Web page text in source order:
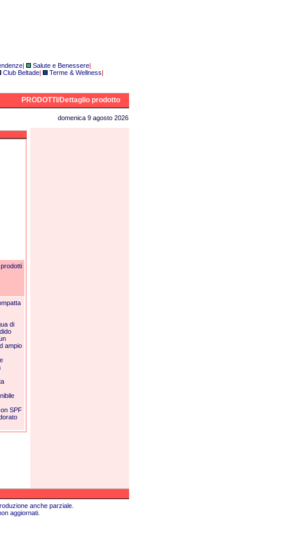
| Salute e Benessere|
Club Beltade| Terme & Wellness|
PRODOTTI/Dettaglio prodotto
domenica 9 agosto 2026
di
ampio
SPF
anche parziale.
aggiornati.